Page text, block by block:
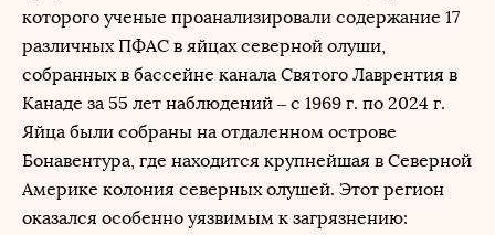
которого ученые проанализировали содержание 17
различных ПФАС в яйцах северной олуши,
собранных в бассейне канала Святого Лаврентия в
Канаде за 55 лет наблюдений – с 1969 г. по 2024 г.
Яйца были собраны на отдаленном острове
Бонавентура, где находится крупнейшая в Северной
Америке колония северных олушей. Этот регион
оказался особенно уязвимым к загрязнению: